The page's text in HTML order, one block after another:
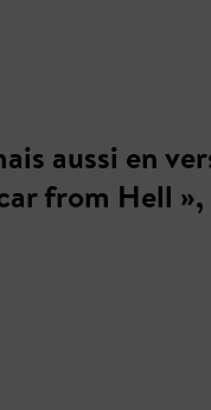
aussi en
from Hell